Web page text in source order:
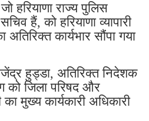
हरियाणा राज्य पुलिस
हैं, को हरियाणा व्यापारी
कार्यभार सौंपा गया
हुड्डा, अतिरिक्त निदेशक
को जिला परिषद और
मुख्य कार्यकारी अधिकारी